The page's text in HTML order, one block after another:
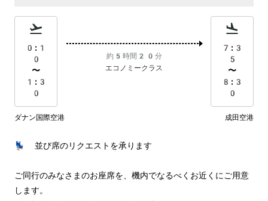
0:1
0
〜
1:3
0
約5時間20分
エコノミークラス
7:3
5
〜
8:3
0
ダナン国際空港 成田空港
💺 並び席のリクエストを承ります
ご同行のみなさまのお座席を、機内でなるべくお近くにご用意
します。